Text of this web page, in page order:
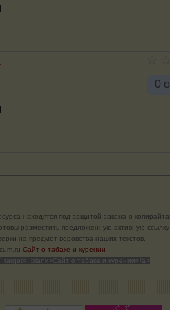
0
находятся под защитой закона о
разместить предложенную активную ссылку
на предмет воровства наших текстов.
Сайт о табаке и курении
target=_blank>Сайт о табаке и курении</a>